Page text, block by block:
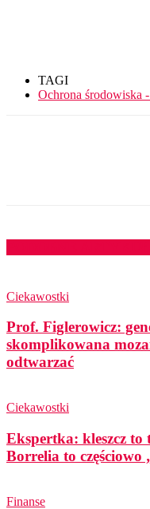
TAGI
Ochrona środowiska
Ciekawostki
Prof. Figlerowicz:
skomplikowana
odtwarzać
Ciekawostki
Ekspertka: kleszcz
Borrelia to
Finanse